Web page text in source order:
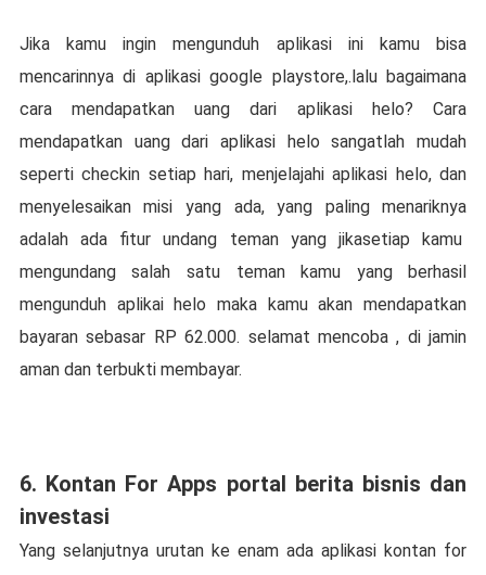
Jika kamu ingin mengunduh aplikasi ini kamu bisa
mencarinnya di aplikasi google playstore,.lalu bagaimana
cara mendapatkan uang dari aplikasi helo? Cara
mendapatkan uang dari aplikasi helo sangatlah mudah
seperti checkin setiap hari, menjelajahi aplikasi helo, dan
menyelesaikan misi yang ada, yang paling menariknya
adalah ada fitur undang teman yang jikasetiap kamu
mengundang salah satu teman kamu yang berhasil
mengunduh aplikai helo maka kamu akan mendapatkan
bayaran sebasar RP 62.000. selamat mencoba , di jamin
aman dan terbukti membayar.
6. Kontan For Apps portal berita bisnis dan
investasi
Yang selanjutnya urutan ke enam ada aplikasi kontan for